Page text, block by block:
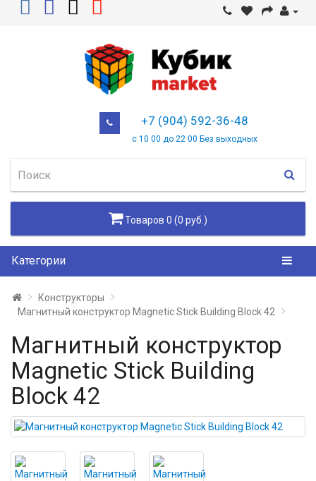
+7 (904) 592-36-48
с 10 00 до 22 00 Без выходных
Товаров 0 (0 руб.)
Категории
Конструкторы
Магнитный конструктор Magnetic Stick Building Block 42
Магнитный конструктор
Magnetic Stick Building
Block 42